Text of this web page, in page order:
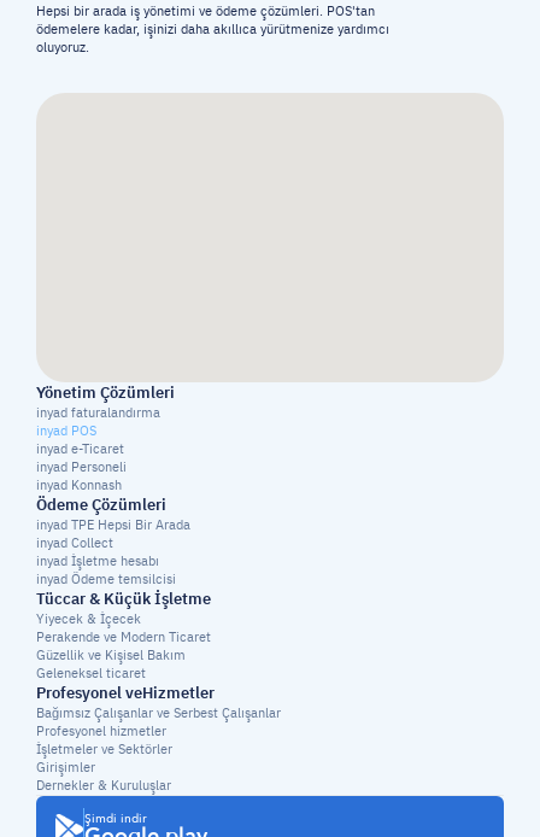
Hepsi bir arada iş yönetimi ve ödeme çözümleri. POS'tan
ödemelere kadar, işinizi daha akıllıca yürütmenize yardımcı
oluyoruz.
Yönetim Çözümleri
inyad faturalandırma
inyad POS
inyad e-Ticaret
inyad Personeli
inyad Konnash
Ödeme Çözümleri
inyad TPE Hepsi Bir Arada
inyad Collect
inyad İşletme hesabı
inyad Ödeme temsilcisi
Tüccar & Küçük İşletme
Yiyecek & İçecek
Perakende ve Modern Ticaret
Güzellik ve Kişisel Bakım
Geleneksel ticaret
Profesyonel veHizmetler
Bağımsız Çalışanlar ve Serbest Çalışanlar
Profesyonel hizmetler
İşletmeler ve Sektörler
Girişimler
Dernekler & Kuruluşlar
Şimdi indir